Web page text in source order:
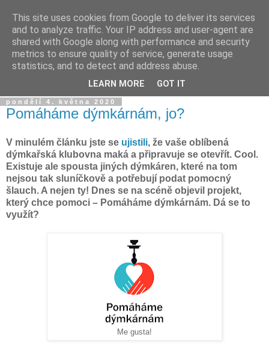
Dýmkařův koutek
Místo pro všechny, kteří se chtějí dozvědět něco o světě
vodních dýmek a trochu se pobavit!
pondělí 4. května 2020
Pomáháme dýmkárnám, jo?
V minulém článku jste se ujistili, že vaše oblíbená
dýmkařská klubovna maká a připravuje se otevřít. Cool.
Existuje ale spousta jiných dýmkáren, které na tom
nejsou tak sluníčkově a potřebují podat pomocný
šlauch. A nejen ty! Dnes se na scéně objevil projekt,
který chce pomoci – Pomáháme dýmkárnám. Dá se to
využít?
Me gusta!
This site uses cookies from Google to deliver its services
and to analyze traffic. Your IP address and user-agent are
shared with Google along with performance and security
metrics to ensure quality of service, generate usage
statistics, and to detect and address abuse.
LEARN MORE GOT IT